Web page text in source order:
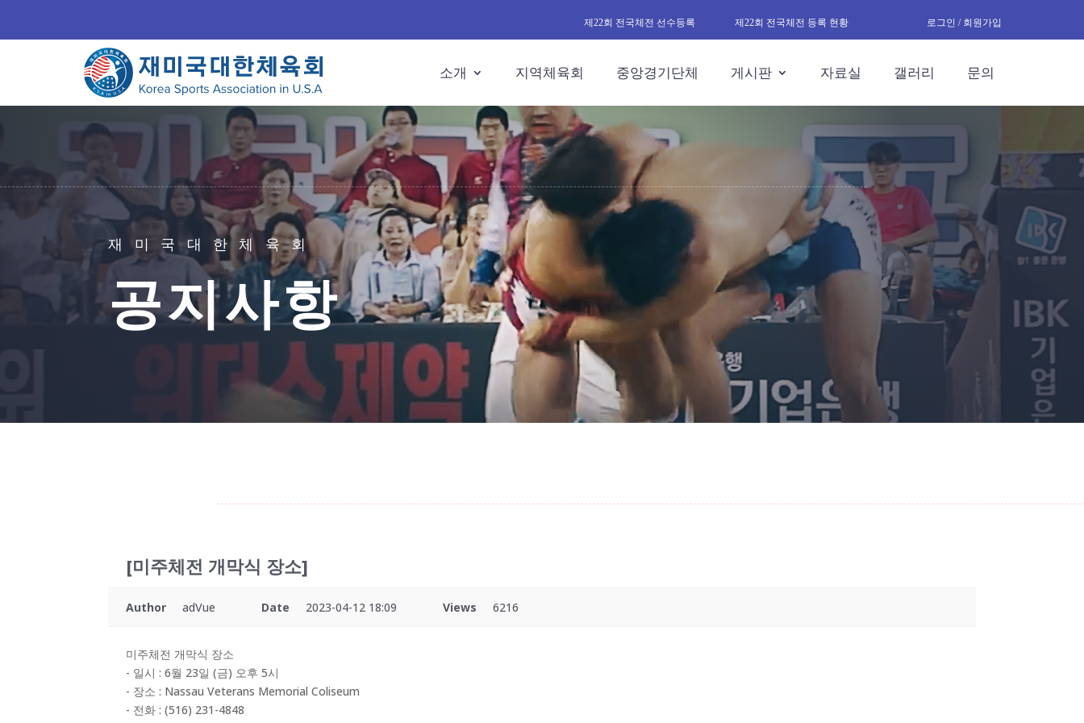
제22회 전국체전 선수등록 제22회 전국체전 등록 현황 로그인 / 회원가입
소개 지역체육회 중앙경기단체 게시판 자료실 갤러리 문의
재미국대한체육회
공지사항
[미주체전 개막식 장소]
Author adVue Date 2023-04-12 18:09 Views 6216
미주체전 개막식 장소
- 일시 : 6월 23일 (금) 오후 5시
- 장소 : Nassau Veterans Memorial Coliseum
- 전화 : (516) 231-4848